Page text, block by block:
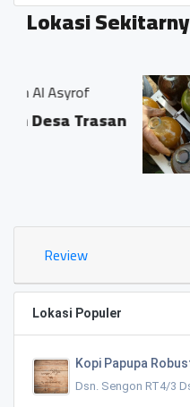
Lokasi
Review
Lokasi Populer
Kopi Papupa
Dsn. Sengon RT4/3